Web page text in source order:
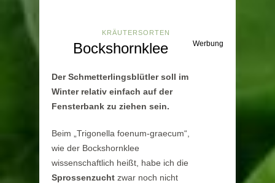
KRÄUTERSORTEN
Bockshornklee Werbung
Der Schmetterlingsblütler soll im
Winter relativ einfach auf der
Fensterbank zu ziehen sein.
Beim „Trigonella foenum-graecum“,
wie der Bockshornklee
wissenschaftlich heißt, habe ich die
Sprossenzucht zwar noch nicht